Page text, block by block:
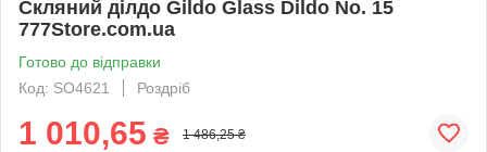
Скляний ділдо Gildo Glass Dildo No. 15
777Store.com.ua
Готово до відправки
Код: SO4621
Роздріб
1 010,65 ₴ 1 486,25 ₴